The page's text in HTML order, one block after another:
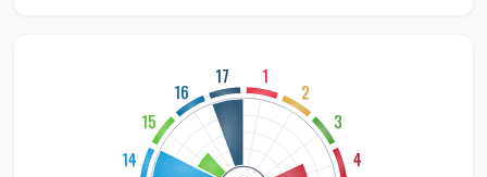
1
2
3
4
14
15
16
17